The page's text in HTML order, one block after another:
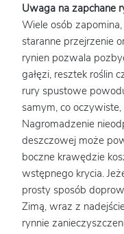
Uwaga na zapchane
Wiele osób
staranne przejrzenie
rynien pozwala
gałęzi, resztek roślin
rury spustowe
samym, co
Nagromadzenie
deszczowej może
boczne krawędzie
wstępnego krycia.
prosty sposób
Zimą, wraz z
rynnie